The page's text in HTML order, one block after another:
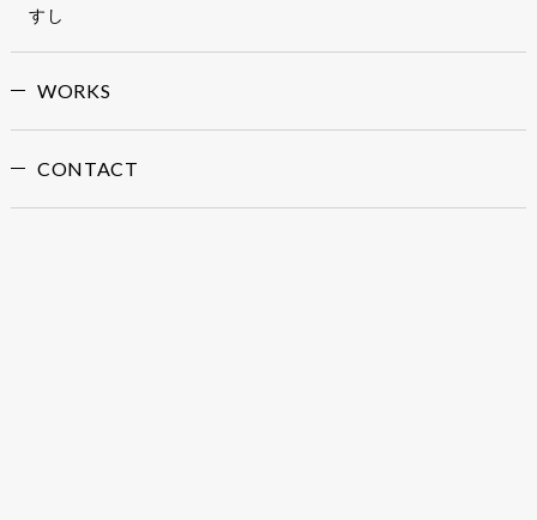
すし
WORKS
CONTACT